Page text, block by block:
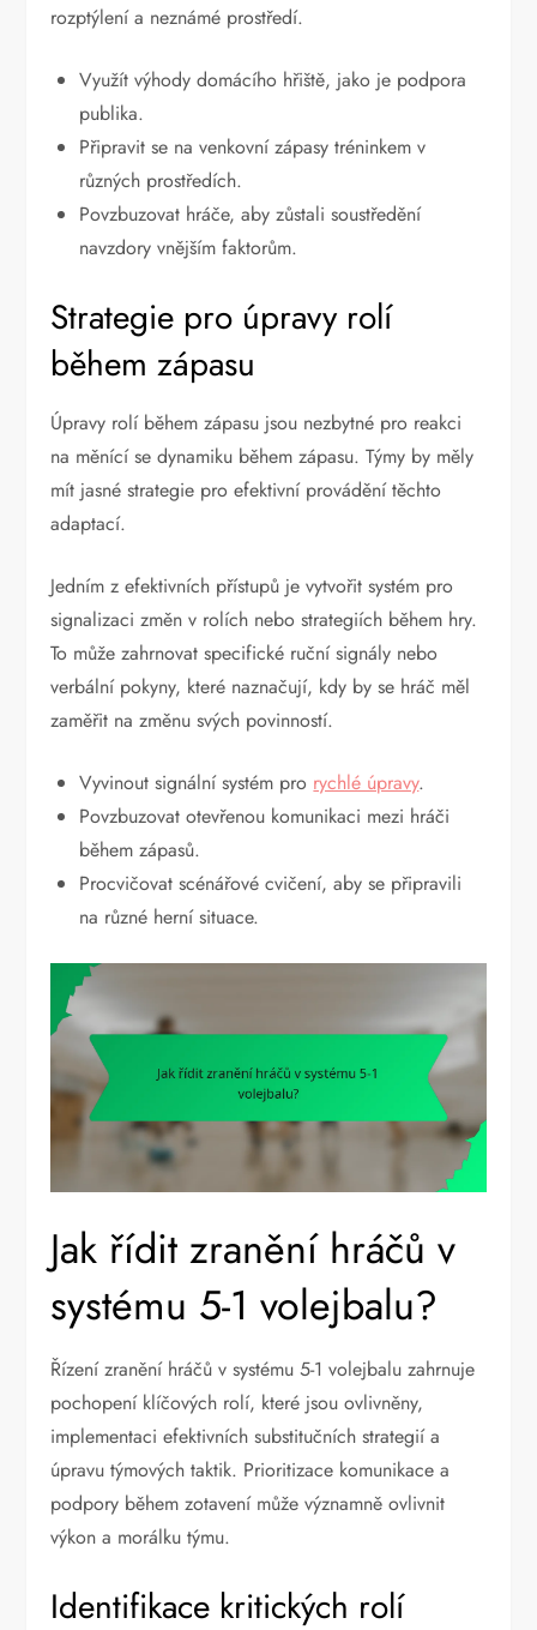
rozptýlení a neznámé prostředí.
Využít výhody domácího hřiště, jako je podpora
publika.
Připravit se na venkovní zápasy tréninkem v
různých prostředích.
Povzbuzovat hráče, aby zůstali soustředění
navzdory vnějším faktorům.
Strategie pro úpravy rolí
během zápasu
Úpravy rolí během zápasu jsou nezbytné pro reakci
na měnící se dynamiku během zápasu. Týmy by měly
mít jasné strategie pro efektivní provádění těchto
adaptací.
Jedním z efektivních přístupů je vytvořit systém pro
signalizaci změn v rolích nebo strategiích během hry.
To může zahrnovat specifické ruční signály nebo
verbální pokyny, které naznačují, kdy by se hráč měl
zaměřit na změnu svých povinností.
Vyvinout signální systém pro rychlé úpravy.
Povzbuzovat otevřenou komunikaci mezi hráči
během zápasů.
Procvičovat scénářové cvičení, aby se připravili
na různé herní situace.
Jak řídit zranění hráčů v
systému 5-1 volejbalu?
Řízení zranění hráčů v systému 5-1 volejbalu zahrnuje
pochopení klíčových rolí, které jsou ovlivněny,
implementaci efektivních substitučních strategií a
úpravu týmových taktik. Prioritizace komunikace a
podpory během zotavení může významně ovlivnit
výkon a morálku týmu.
Identifikace kritických rolí